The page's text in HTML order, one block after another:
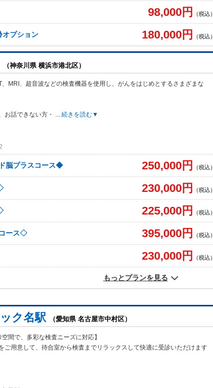
98,000円 （税込）
オプション 180,000円 （税込）
（神奈川県 横浜市港北区）
MRI、超音波などの検査機器を使用し、がんをはじめとするさま ざまな
お話できない方・ ... 続きを読む▼
脳プラスコース◆ 250,000円 （税込）
230,000円 （税込）
225,000円 （税込）
ース◇ 395,000円 （税込）
230,000円 （税込）
もっとプランを見る
ク名駅 （愛知県 名古屋市中村区）
間で、多彩な検査ニーズに対応】
ご用意して、待合室から検査までリラックスして快適に受診いただけます